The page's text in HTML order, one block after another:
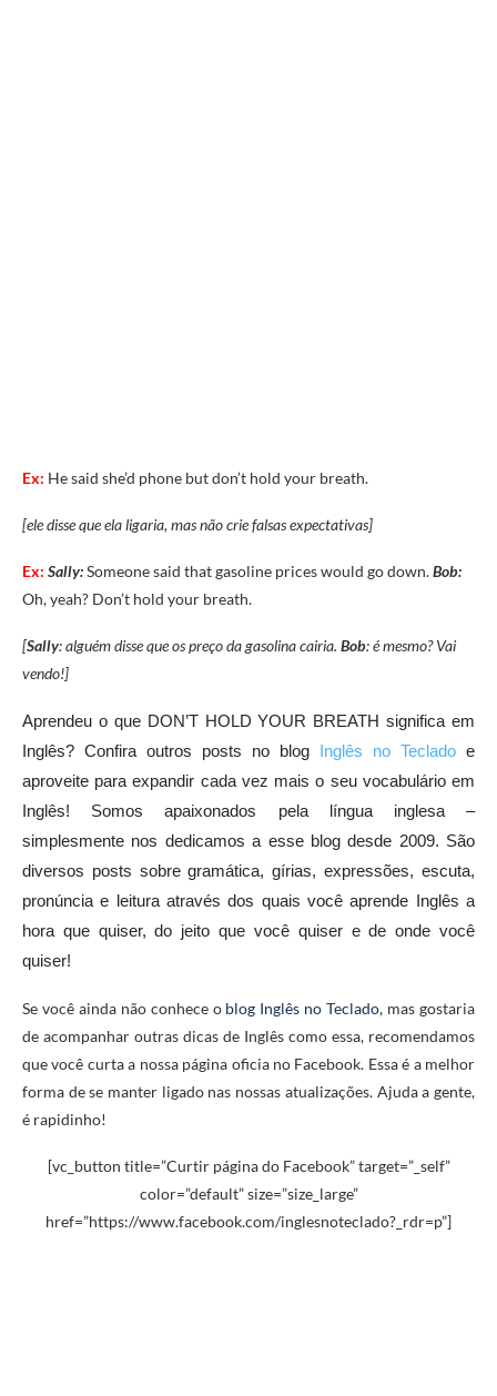
Ex: He said she’d phone but don’t hold your breath.
[ele disse que ela ligaria, mas não crie falsas expectativas]
Ex: Sally:Someone said that gasoline prices would go down.Bob:
Oh, yeah? Don’t hold your breath.
[Sally: alguém disse que os preço da gasolina cairia. Bob: é mesmo? Vai
vendo!]
Aprendeu o que DON’T HOLD YOUR BREATH significa em
Inglês? Confira outros posts no blog Inglês no Teclado e
aproveite para expandir cada vez mais o seu vocabulário em
Inglês! Somos apaixonados pela língua inglesa –
simplesmente nos dedicamos a esse blog desde 2009. São
diversos posts sobre gramática, gírias, expressões, escuta,
pronúncia e leitura através dos quais você aprende Inglês a
hora que quiser, do jeito que você quiser e de onde você
quiser!
Se você ainda não conhece o blog Inglês no Teclado, mas gostaria
de acompanhar outras dicas de Inglês como essa, recomendamos
que você curta a nossa página oficia no Facebook. Essa é a melhor
forma de se manter ligado nas nossas atualizações. Ajuda a gente,
é rapidinho!
[vc_button title=”Curtir página do Facebook” target=”_self”
color=”default” size=”size_large”
href=”https://www.facebook.com/inglesnoteclado?_rdr=p”]